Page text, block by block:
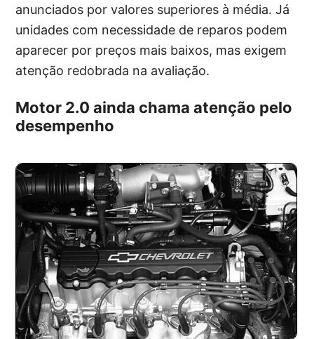
anunciados por valores superiores à média. Já
unidades com necessidade de reparos podem
aparecer por preços mais baixos, mas exigem
atenção redobrada na avaliação.
Motor 2.0 ainda chama atenção pelo
desempenho